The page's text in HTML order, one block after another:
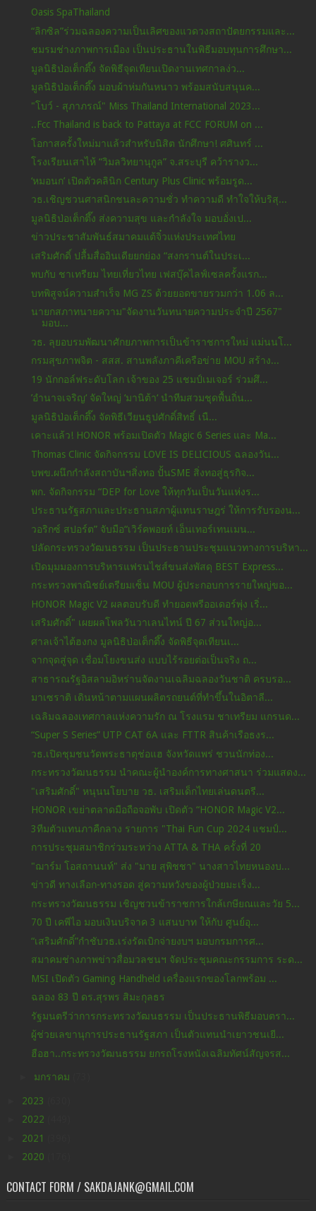
Oasis SpaThailand
“ลิกซิล”ร่วมฉลองความเป็นเลิศของแวดวงสถาปัตยกรรมและ...
ชมรมช่างภาพการเมือง เป็นประธานในพิธีมอบทุนการศึกษา...
มูลนิธิป่อเต็กตึ๊ง จัดพิธีจุดเทียนเปิดงานเทศกาลง่ว...
มูลนิธิป่อเต็กตึ๊ง มอบผ้าห่มกันหนาว พร้อมสนับสนุนค...
"โบว์ - สุภาภรณ์" Miss Thailand International 2023...
..Fcc Thailand is back to Pattaya at FCC FORUM on ...
โอกาสครั้งใหม่มาแล้วสำหรับนิสิต นักศึกษา! ศศินทร์ ...
โรงเรียนเสาไห้ “วิมลวิทยานุกูล” จ.สระบุรี คว้ารางว...
‘หมอนก’ เปิดตัวคลินิก Century Plus Clinic พร้อมรูด...
วธ.เชิญชวนศาสนิกชนละความชั่ว ทำความดี ทำใจให้บริสุ...
มูลนิธิป่อเต็กตึ๊ง ส่งความสุข และกำลังใจ มอบอั่งเป...
ข่าวประชาสัมพันธ์สมาคมแต้จิ๋วแห่งประเทศไทย
เสริมศักดิ์ ปลื้มสื่ออินเดียยกย่อง “สงกรานต์ในประเ...
พบกับ ชาเทรียม ไทยเที่ยวไทย เฟสบุ๊คไลฟ์เซลครั้งแรก...
บทพิสูจน์ความสำเร็จ MG ZS ด้วยยอดขายรวมกว่า 1.06 ล...
นายกสภาทนายความ"จัดงานวันทนายความประจำปี 2567"
มอบ...
วธ. ลุยอบรมพัฒนาศักยภาพการเป็นข้าราชการใหม่ แม่นนโ...
กรมสุขภาพจิต - สสส. สานพลังภาคีเครือข่าย MOU สร้าง...
19 นักกอล์ฟระดับโลก เจ้าของ 25 แชมป์เมเจอร์ ร่วมศึ...
’อำนาจเจริญ‘ จัดใหญ่ ‘มานิต้า‘ นำทีมสวมชุดพื้นถิ่น...
มูลนิธิป่อเต็กตึ๊ง จัดพิธีเวียนธูปศักดิ์สิทธิ์ เนื...
เคาะแล้ว! HONOR พร้อมเปิดตัว Magic 6 Series และ Ma...
Thomas Clinic จัดกิจกรรม LOVE IS DELICIOUS ฉลองวัน...
บพข.ผนึกกำลังสถาบันฯสิ่งทอ ปั้นSME สิ่งทอสู่ธุรกิจ...
พก. จัดกิจกรรม “DEP for Love ให้ทุกวันเป็นวันแห่งร...
ประธานรัฐสภาและประธานสภาผู้แทนราษฎร่ ให้การรับรองน...
วอริกซ์ สปอร์ต” จับมือ“เวิร์คพอยท์ เอ็นเทอร์เทนเมน...
ปลัดกระทรวงวัฒนธรรม เป็นประธานประชุมแนวทางการบริหา...
เปิดมุมมองการบริหารแฟรนไชส์ขนส่งพัสดุ BEST Express...
กระทรวงพาณิชย์เตรียมเซ็น MOU ผู้ประกอบการรายใหญ่ขอ...
HONOR Magic V2 ผลตอบรับดี ทำยอดพรีออเดอร์พุ่ง เริ่...
เสริมศักดิ์" เผยผลโพลวันวาเลนไทน์ ปี 67 ส่วนใหญ่อ...
ศาลเจ้าไต้ฮงกง มูลนิธิป่อเต็กตึ๊ง จัดพิธีจุดเทียนเ...
จากจุดสู่จุด เชื่อมโยงขนส่ง แบบไร้รอยต่อเป็นจริง ถ...
สาธารณรัฐอิสลามอิหร่านจัดงานเฉลิมฉลองวันชาติ ครบรอ...
มาเซราติ เดินหน้าตามแผนผลิตรถยนต์ที่ทำขึ้นในอิตาลี...
เฉลิมฉลองเทศกาลแห่งความรัก ณ โรงแรม ชาเทรียม แกรนด...
“Super S Series” UTP CAT 6A และ FTTR สินค้าเรือธงร...
วธ.เปิดชุมชนวัดพระธาตุช่อแฮ จังหวัดแพร่ ชวนนักท่อง...
กระทรวงวัฒนธรรม นำคณะผู้นำองค์การทางศาสนา ร่วมแสดง...
"เสริมศักดิ์" หนุนนโยบาย วธ. เสริมเด็กไทยเล่นดนตรี...
HONOR เขย่าตลาดมือถือจอพับ เปิดตัว “HONOR Magic V2...
3ทีมตัวแทนภาคืกลาง รายการ "Thai Fun Cup 2024 แชมป์...
การประชุมสมาชิกร่วมระหว่าง ATTA & THA ครั้งที่ 20
"ฌาร์ม โอสถานนท์" ส่ง "มาย สุพิชชา" นางสาวไทยหนองบ...
ข่าวดี ทางเลือก-ทางรอด สู่ความหวังของผู้ป่วยมะเร็ง...
กระทรวงวัฒนธรรม เชิญชวนข้าราชการใกล้เกษียณและวัย 5...
70 ปี เคพีไอ มอบเงินบริจาค 3 แสนบาท ให้กับ ศูนย์อุ...
“เสริมศักดิ์”กำชับวธ.เร่งรัดเบิกจ่ายงบฯ มอบกรมการศ...
สมาคมช่างภาพข่าวสื่อมวลชนฯ จัดประชุมคณะกรรมการ ระด...
MSI เปิดตัว Gaming Handheld เครื่องแรกของโลกพร้อม ...
ฉลอง 83 ปี ดร.สุรพร สิมะกุลธร
รัฐมนตรีว่าการกระทรวงวัฒนธรรม เป็นประธานพิธีมอบตรา...
ผู้ช่วยเลขานุการประธานรัฐสภา เป็นตัวแทนนำเยาวชนเยี...
ฮือฮา..กระทรวงวัฒนธรรม ยกรถโรงหนังเฉลิมทัศน์สัญจรส...
มกราคม
2023
2022
2021
2020
CONTACT FORM / SAKDAJANK@GMAIL.COM